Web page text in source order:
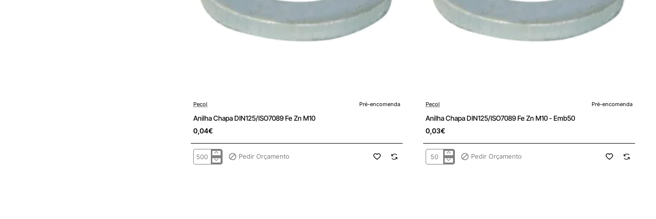
Pré-encomenda
Pecol Pré-encomenda
Anilha Chapa DIN125/ISO7089 Fe Zn M10
0,04€
Anilha
Pedir Orçamento
Pré-encomenda
Pecol Pré-encomenda
Anilha Chapa DIN125/ISO7089 Fe Zn M10 - Emb50
0,03€
Anilha
Pedir Orçamento